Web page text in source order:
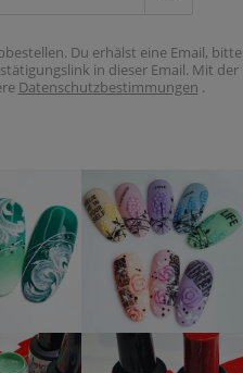
Du erhälst eine Email, bitte
in dieser Email. Mit der
Datenschutzbestimmungen .